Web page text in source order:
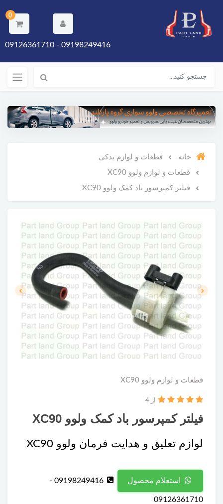
0
09198249416 - 09126361710
خانه قطعات و لوازم یدکی
قطعات و لوازم ولوو XC90
فیلتر کمپرسور باد کمک ولوو XC90
قطعات و لوازم ولوو XC90
فیلتر کمپرسور باد کمک ولوو XC90
از 4
لوازم تعلیق و هدایت فرمان ولوو XC90
استعلام محصول 09198249416 -
09126361710